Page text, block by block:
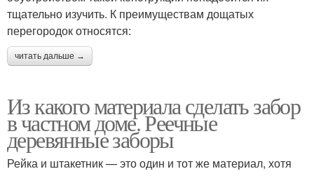
тщательно изучить. К преимуществам дощатых
перегородок относятся:
читать дальше →
Из какого материала сделать забор
в частном доме. Реечные
деревянные заборы
Рейка и штакетник — это один и тот же материал, хотя